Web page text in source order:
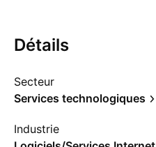
Détails
Secteur
Services technologiques
Industrie